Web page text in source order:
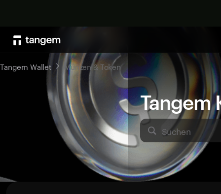
Tangem
Suchen
Tangem Wallet Münzen & Token